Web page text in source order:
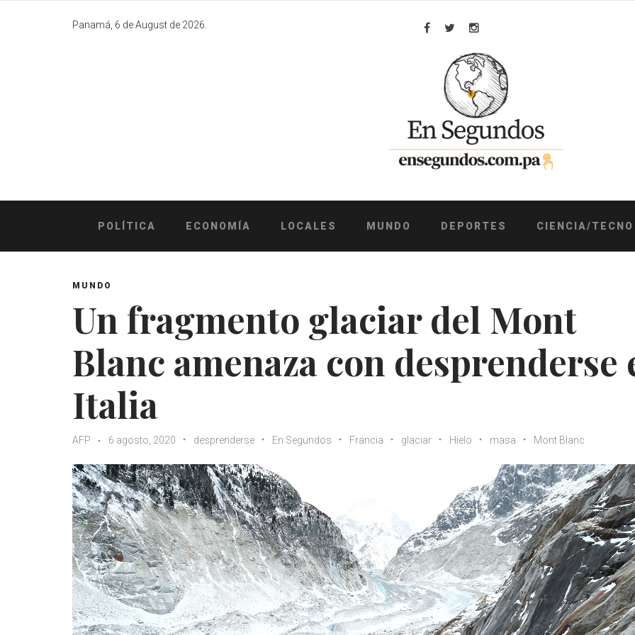
Panamá, 6 de August de 2026.
Facebook
TwitterInstagram
POLÍTICA ECONOMÍA LOCALES MUNDO DEPORTES CIENCIA/TECNO
MUNDO
Un fragmento glaciar del Mont
Blanc amenaza con desprenderse
Italia
AFP 6 agosto, 2020 desprenderse En Segundos Francia glaciar Hielo masa Mont Blanc